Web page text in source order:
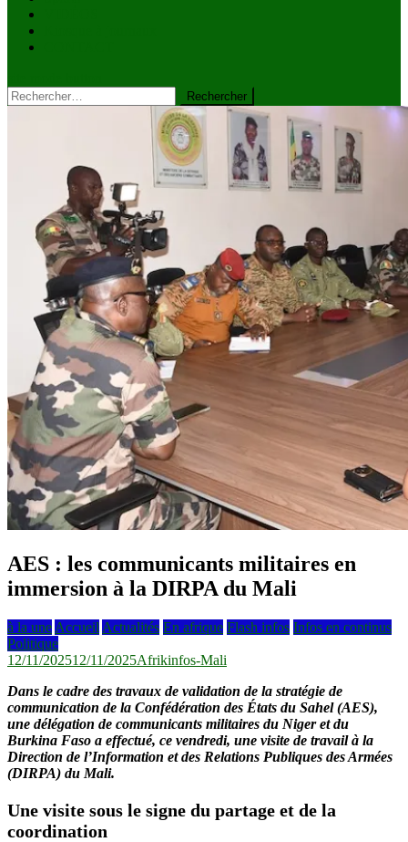
Rechercher :
AES : les communicants militaires en
immersion à la DIRPA du Mali
à la une Accueil Actualités En afrique Flash infos Infos en continus
Politique
12/11/202512/11/2025Afrikinfos-Mali
Dans le cadre des travaux de validation de la stratégie de
communication de la Confédération des États du Sahel (AES),
une délégation de communicants militaires du Niger et du
Burkina Faso a effectué, ce vendredi, une visite de travail à la
Direction de l’Information et des Relations Publiques des Armées
(DIRPA) du Mali.
Une visite sous le signe du partage et de la
coordination